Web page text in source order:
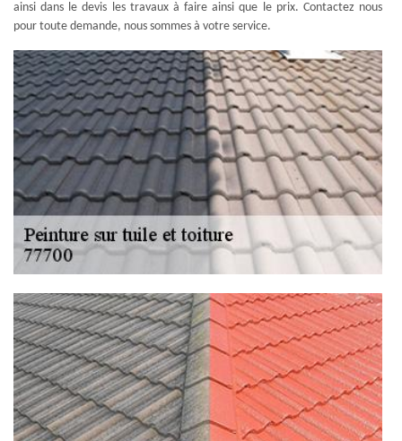
ainsi dans le devis les travaux à faire ainsi que le prix. Contactez nous
pour toute demande, nous sommes à votre service.